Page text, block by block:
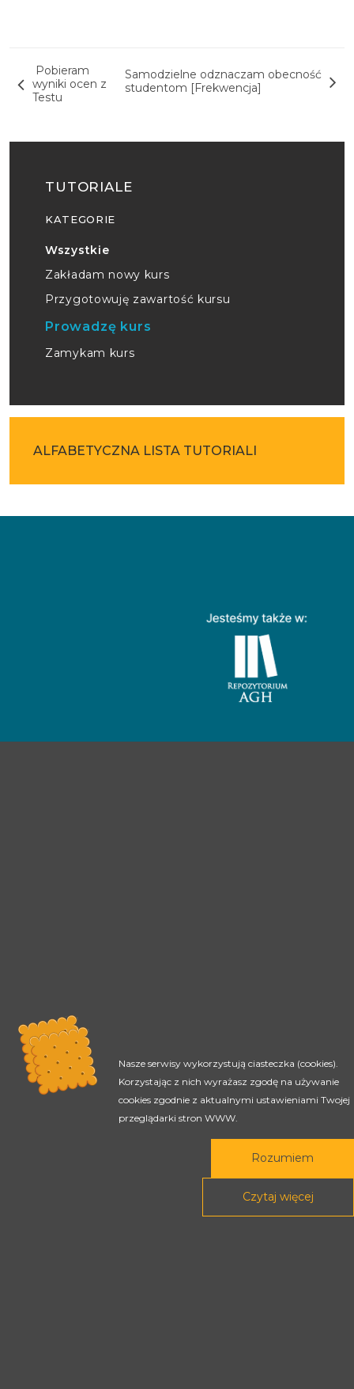
TUTORIALE
KATEGORIE
Wszystkie
Zakładam nowy kurs
Przygotowuję zawartość kursu
Prowadzę kurs
Zamykam kurs
ALFABETYCZNA LISTA TUTORIALI
Pobieram
wyniki ocen z
Testu
Samodzielne odznaczam obecność
studentom [Frekwencja]
Nasze serwisy wykorzystują ciasteczka (cookies).
Korzystając z nich wyrażasz zgodę na używanie
cookies zgodnie z aktualnymi ustawieniami Twojej
przeglądarki stron WWW.
Rozumiem
Czytaj więcej